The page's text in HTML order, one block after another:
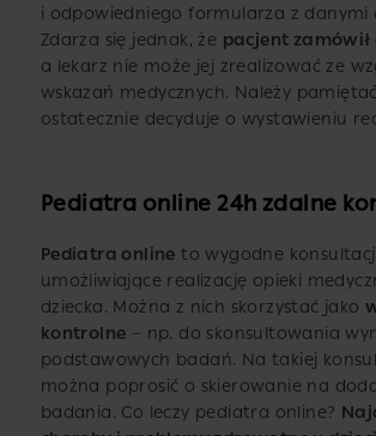
i odpowiedniego formularza z danymi
Zdarza się jednak, że pacjent zamówił
a lekarz nie może jej zrealizować ze
wskazań medycznych. Należy
ostatecznie decyduje o wystawieniu
Pediatra online 24h zdalne
Pediatra online to wygodne
umożliwiające realizację opieki
dziecka. Można z nich skorzystać jako
kontrolne – np. do skonsultowania
podstawowych badań. Na takiej
można poprosić o skierowanie na
badania. Co leczy pediatra online?